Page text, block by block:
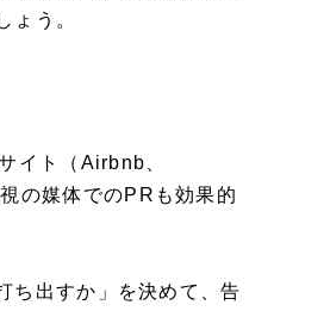
ょう。
イト（Airbnb、
の媒体でのPRも効果的
ち出すか」を決めて、告